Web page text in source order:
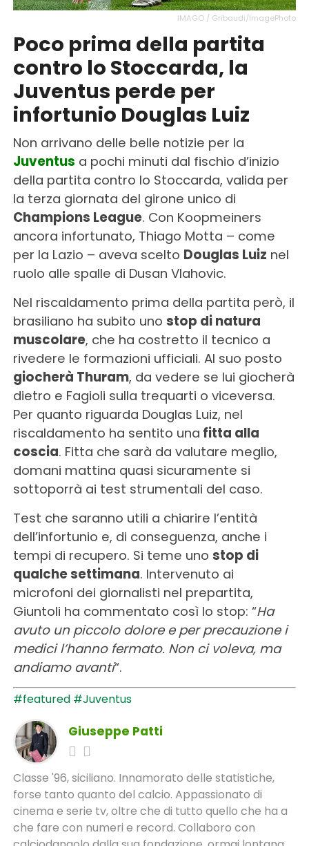
IMAGO / Gribaudi/ImagePhoto
Poco prima della partita
contro lo Stoccarda, la
Juventus perde per
infortunio Douglas Luiz
Non arrivano delle belle notizie per la
Juventus a pochi minuti dal fischio d’inizio
della partita contro lo Stoccarda, valida per
la terza giornata del girone unico di
Champions League. Con Koopmeiners
ancora infortunato, Thiago Motta – come
per la Lazio – aveva scelto Douglas Luiz nel
ruolo alle spalle di Dusan Vlahovic.
Nel riscaldamento prima della partita però, il
brasiliano ha subito uno stop di natura
muscolare, che ha costretto il tecnico a
rivedere le formazioni ufficiali. Al suo posto
giocherà Thuram, da vedere se lui giocherà
dietro e Fagioli sulla trequarti o viceversa.
Per quanto riguarda Douglas Luiz, nel
riscaldamento ha sentito una fitta alla
coscia. Fitta che sarà da valutare meglio,
domani mattina quasi sicuramente si
sottoporrà ai test strumentali del caso.
Test che saranno utili a chiarire l’entità
dell’infortunio e, di conseguenza, anche i
tempi di recupero. Si teme uno stop di
qualche settimana. Intervenuto ai
microfoni dei giornalisti nel prepartita,
Giuntoli ha commentato così lo stop: “Ha
avuto un piccolo dolore e per precauzione i
medici l’hanno fermato. Non ci voleva, ma
andiamo avanti“.
#featured #Juventus
Giuseppe Patti
Classe '96, siciliano. Innamorato delle statistiche,
forse tanto quanto del calcio. Appassionato di
cinema e serie tv, oltre che di tutto quello che ha a
che fare con numeri e record. Collaboro con